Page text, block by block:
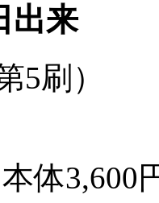
出来
5刷）
体3,600